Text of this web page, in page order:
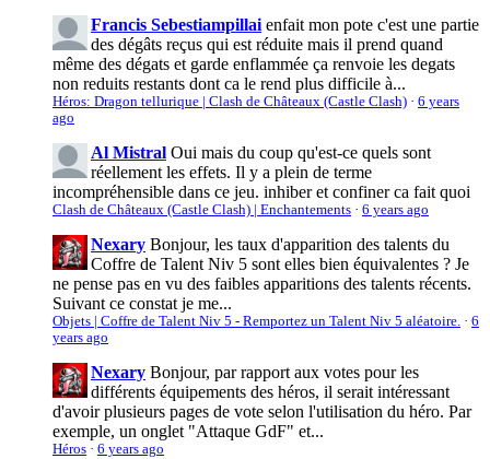
Francis Sebestiampillai enfait mon pote c'est une partie
des dégâts reçus qui est réduite mais il prend quand
même des dégats et garde enflammée ça renvoie les degats
non reduits restants dont ca le rend plus difficile à...
Héros: Dragon tellurique | Clash de Châteaux (Castle Clash) · 6 years
ago
Al Mistral Oui mais du coup qu'est-ce quels sont
réellement les effets. Il y a plein de terme
incompréhensible dans ce jeu. inhiber et confiner ca fait quoi
Clash de Châteaux (Castle Clash) | Enchantements · 6 years ago
Nexary Bonjour, les taux d'apparition des talents du
Coffre de Talent Niv 5 sont elles bien équivalentes ? Je
ne pense pas en vu des faibles apparitions des talents récents.
Suivant ce constat je me...
Objets | Coffre de Talent Niv 5 - Remportez un Talent Niv 5 aléatoire. · 6
years ago
Nexary Bonjour, par rapport aux votes pour les
différents équipements des héros, il serait intéressant
d'avoir plusieurs pages de vote selon l'utilisation du héro. Par
exemple, un onglet "Attaque GdF" et...
Héros · 6 years ago